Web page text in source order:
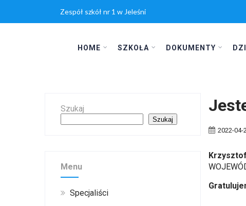
Zespół szkół nr 1 w Jeleśni
HOME SZKOŁA DOKUMENTY
Szukaj
Szukaj
Menu
Specjaliści
2022-04-